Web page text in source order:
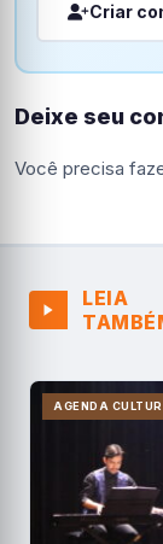
Criar
Deixe seu
Você precisa
LEIA
AGENDA